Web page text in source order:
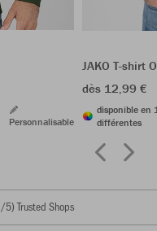
Personnalisable
JAKO T-shirt
dès 12,99 €
disponible en
différentes
/5) Trusted Shops